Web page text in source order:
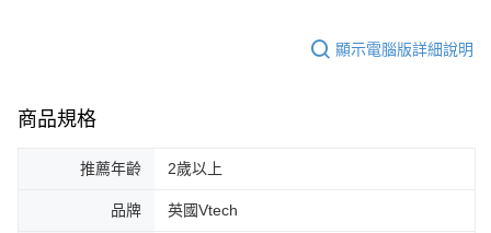
顯示電腦版詳細說明
商品規格
推薦年齡 2歲以上
品牌 英國Vtech